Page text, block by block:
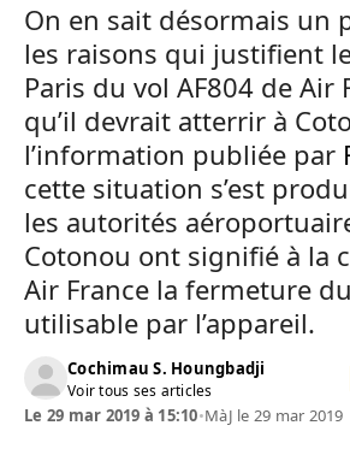
On en sait désormais un
les raisons qui justifient
Paris du vol AF804 de Air
qu’il devrait atterrir à
l’information publiée par
cette situation s’est
les autorités
Cotonou ont signifié à la
Air France la fermeture
utilisable par l’appareil.
Cochimau S. Houngbadji
Voir tous ses articles
Le 29 mar 2019 à 15:10•MàJ le 29 mar 2019